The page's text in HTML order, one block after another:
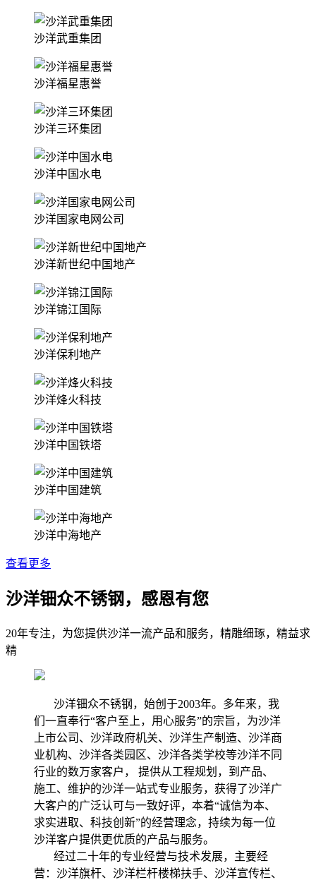
沙洋武重集团
沙洋福星惠誉
沙洋三环集团
沙洋中国水电
沙洋国家电网公司
沙洋新世纪中国地产
沙洋锦江国际
沙洋保利地产
沙洋烽火科技
沙洋中国铁塔
沙洋中国建筑
沙洋中海地产
查看更多
沙洋钿众不锈钢，感恩有您
20年专注，为您提供沙洋一流产品和服务，精雕细琢，精益求
精
沙洋钿众不锈钢，始创于2003年。多年来，我
们一直奉行“客户至上，用心服务”的宗旨，为沙洋
上市公司、沙洋政府机关、沙洋生产制造、沙洋商
业机构、沙洋各类园区、沙洋各类学校等沙洋不同
行业的数万家客户， 提供从工程规划，到产品、
施工、维护的沙洋一站式专业服务，获得了沙洋广
大客户的广泛认可与一致好评，本着“诚信为本、
求实进取、科技创新”的经营理念，持续为每一位
沙洋客户提供更优质的产品与服务。
经过二十年的专业经营与技术发展，主要经
营：沙洋旗杆、沙洋栏杆楼梯扶手、沙洋宣传栏、